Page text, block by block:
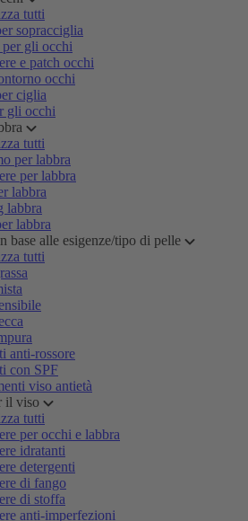
tutti
sopracciglia
per gli occhi
e patch occhi
occhi
ciglia
gli occhi
tutti
per labbra
per labbra
labbra
labbra
labbra
base alle esigenze/tipo di pelle
tutti
anti-rossore
con SPF
viso antietà
il viso
tutti
per occhi e labbra
idratanti
detergenti
di fango
di stoffa
anti-imperfezioni